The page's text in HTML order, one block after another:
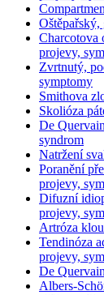
Charcotova
projevy,
Zvrtnutý,
symptomy
Smithova
Skolióza
De
syndrom
Natržení
Poranění
projevy,
Difuzní
projevy,
Artróza
Tendinóza
projevy,
De
Albers-